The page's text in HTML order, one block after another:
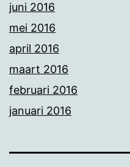
juni 2016
mei 2016
april 2016
maart 2016
februari 2016
januari 2016